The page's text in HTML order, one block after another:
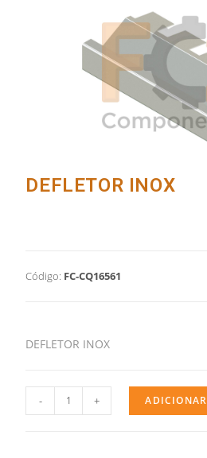
DEFLETOR INOX
Código: FC-CQ16561
DEFLETOR INOX
- + ADICIONAR